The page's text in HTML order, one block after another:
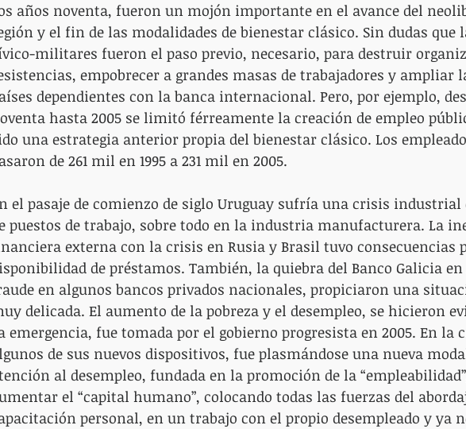
años noventa, fueron un mojón importante en el avance del
y el fin de las modalidades de bienestar clásico. Sin dudas que
militares fueron el paso previo, necesario, para destruir
empobrecer a grandes masas de trabajadores y ampliar
dependientes con la banca internacional. Pero, por ejemplo,
hasta 2005 se limitó férreamente la creación de empleo
una estrategia anterior propia del bienestar clásico. Los
de 261 mil en 1995 a 231 mil en 2005.
el pasaje de comienzo de siglo Uruguay sufría una crisis
puestos de trabajo, sobre todo en la industria manufacturera. La
externa con la crisis en Rusia y Brasil tuvo consecuencias
de préstamos. También, la quiebra del Banco Galicia
en algunos bancos privados nacionales, propiciaron una
delicada. El aumento de la pobreza y el desempleo, se hicieron
emergencia, fue tomada por el gobierno progresista en 2005. En la
de sus nuevos dispositivos, fue plasmándose una nueva
al desempleo, fundada en la promoción de la
el “capital humano”, colocando todas las fuerzas del
personal, en un trabajo con el propio desempleado y ya